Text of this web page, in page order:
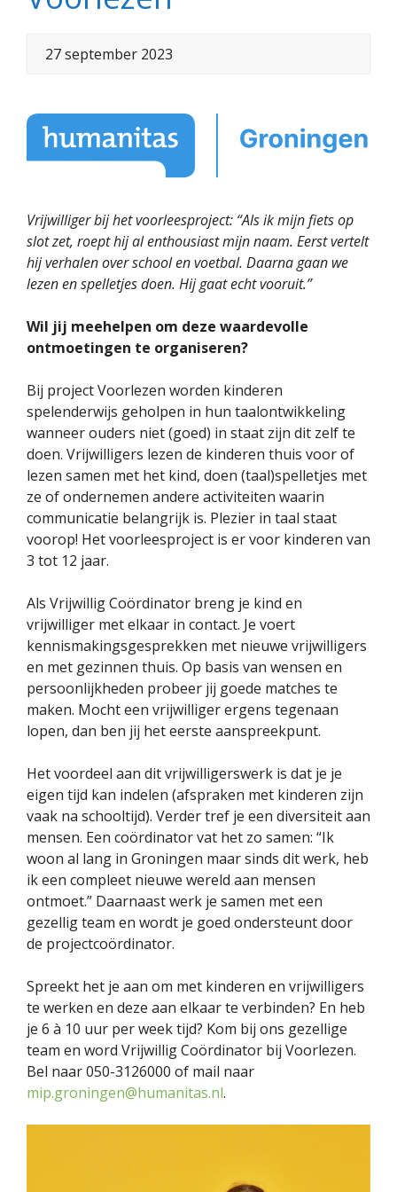
27 september 2023
Vrijwilliger bij het voorleesproject: “Als ik mijn fiets op
slot zet, roept hij al enthousiast mijn naam. Eerst vertelt
hij verhalen over school en voetbal. Daarna gaan we
lezen en spelletjes doen. Hij gaat echt vooruit.”
Wil jij meehelpen om deze waardevolle
ontmoetingen te organiseren?
Bij project Voorlezen worden kinderen
spelenderwijs geholpen in hun taalontwikkeling
wanneer ouders niet (goed) in staat zijn dit zelf te
doen. Vrijwilligers lezen de kinderen thuis voor of
lezen samen met het kind, doen (taal)spelletjes met
ze of ondernemen andere activiteiten waarin
communicatie belangrijk is. Plezier in taal staat
voorop! Het voorleesproject is er voor kinderen van
3 tot 12 jaar.
Als Vrijwillig Coördinator breng je kind en
vrijwilliger met elkaar in contact. Je voert
kennismakingsgesprekken met nieuwe vrijwilligers
en met gezinnen thuis. Op basis van wensen en
persoonlijkheden probeer jij goede matches te
maken. Mocht een vrijwilliger ergens tegenaan
lopen, dan ben jij het eerste aanspreekpunt.
Het voordeel aan dit vrijwilligerswerk is dat je je
eigen tijd kan indelen (afspraken met kinderen zijn
vaak na schooltijd). Verder tref je een diversiteit aan
mensen. Een coördinator vat het zo samen: “Ik
woon al lang in Groningen maar sinds dit werk, heb
ik een compleet nieuwe wereld aan mensen
ontmoet.” Daarnaast werk je samen met een
gezellig team en wordt je goed ondersteunt door
de projectcoördinator.
Spreekt het je aan om met kinderen en vrijwilligers
te werken en deze aan elkaar te verbinden? En heb
je 6 à 10 uur per week tijd? Kom bij ons gezellige
team en word Vrijwillig Coördinator bij Voorlezen.
Bel naar 050-3126000 of mail naar
mip.groningen@humanitas.nl.